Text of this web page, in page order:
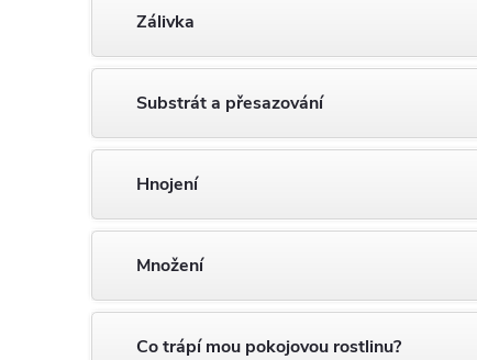
Zálivka
Substrát a přesazování
Hnojení
Množení
Co trápí mou pokojovou rostlinu?